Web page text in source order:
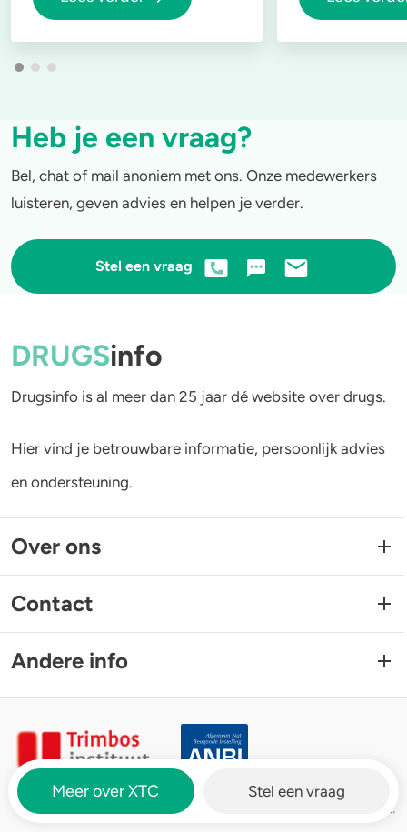
Meer over XTC Stel een vraag
Heb je een vraag?
Bel, chat of mail anoniem met ons. Onze medewerkers
luisteren, geven advies en helpen je verder.
Stel een vraag
DRUGSinfo
Drugsinfo is al meer dan 25 jaar dé website over drugs.
Hier vind je betrouwbare informatie, persoonlijk advies
en ondersteuning.
Over ons
Contact
Andere info
Drugsinfo is een website van het Trimbos-instituut.